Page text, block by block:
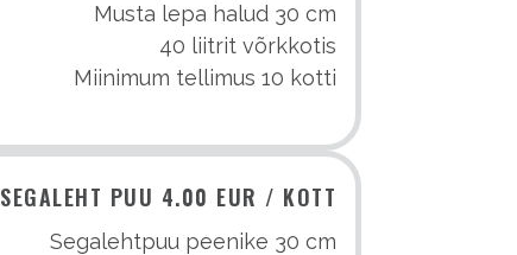
Musta lepa halud 30 cm
40 liitrit võrkkotis
Miinimum tellimus 10 kotti
SEGALEHT PUU 4.00 EUR / KOTT
Segalehtpuu peenike 30 cm